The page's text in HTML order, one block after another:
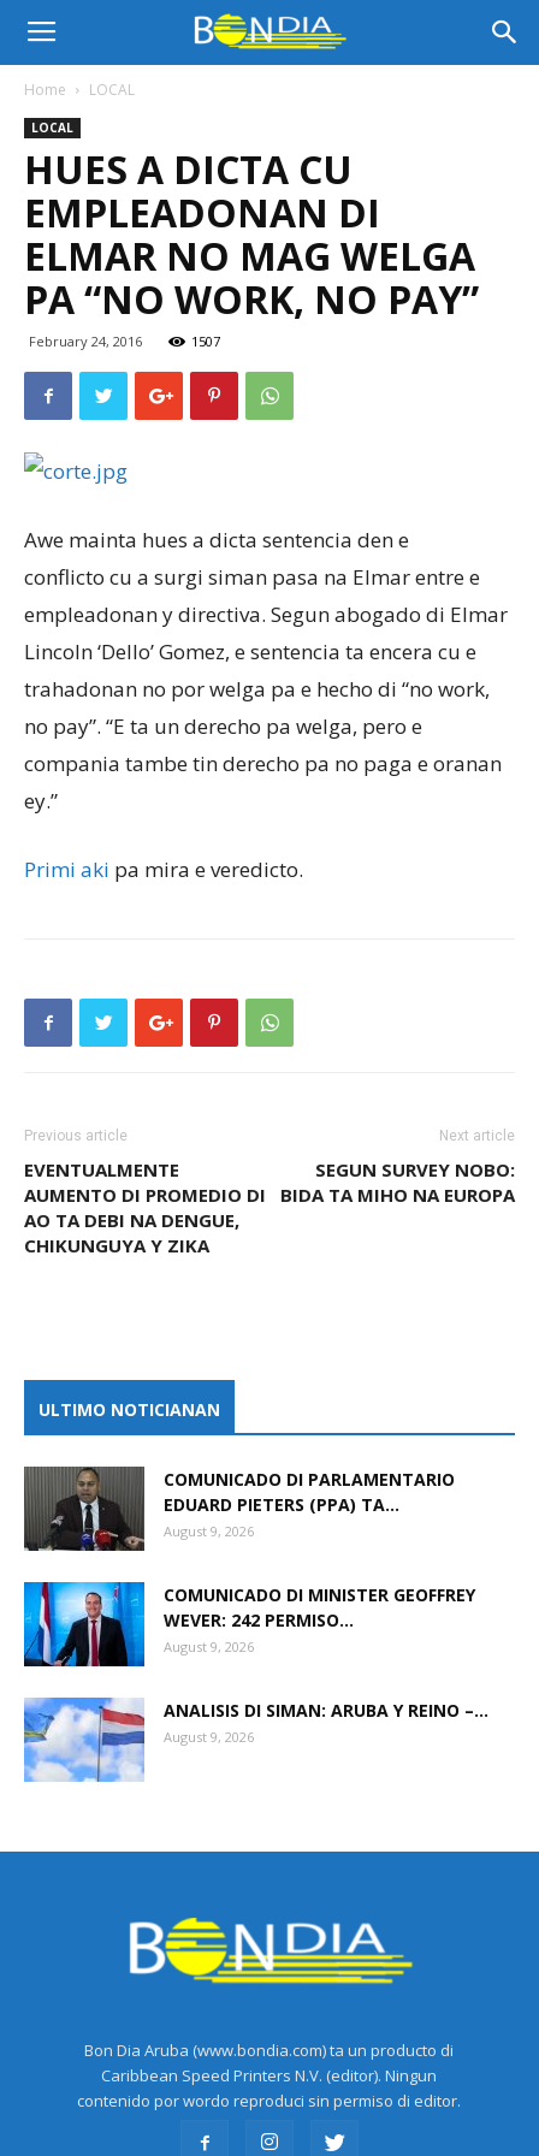
Bon
Dia
Aruba
Aruba
Home LOCAL
LOCAL
HUES A DICTA CU
EMPLEADONAN DI
ELMAR NO MAG WELGA
PA “NO WORK, NO PAY”
February 24, 2016 1507
Awe mainta hues a dicta sentencia den e
conflicto cu a surgi siman pasa na Elmar entre e
empleadonan y directiva. Segun abogado di Elmar
Lincoln ‘Dello’ Gomez, e sentencia ta encera cu e
trahadonan no por welga pa e hecho di “no work,
no pay”. “E ta un derecho pa welga, pero e
compania tambe tin derecho pa no paga e oranan
ey.”
Primi aki pa mira e veredicto.
Previous article
EVENTUALMENTE
AUMENTO DI PROMEDIO DI
AO TA DEBI NA DENGUE,
CHIKUNGUYA Y ZIKA
Next article
SEGUN SURVEY NOBO:
BIDA TA MIHO NA EUROPA
ULTIMO NOTICIANAN
COMUNICADO DI PARLAMENTARIO
EDUARD PIETERS (PPA) TA...
August 9, 2026
COMUNICADO DI MINISTER GEOFFREY
WEVER: 242 PERMISO...
August 9, 2026
ANALISIS DI SIMAN: ARUBA Y REINO –...
August 9, 2026
Bon Dia Aruba (www.bondia.com) ta un producto di
Caribbean Speed Printers N.V. (editor). Ningun
contenido por wordo reproduci sin permiso di editor.